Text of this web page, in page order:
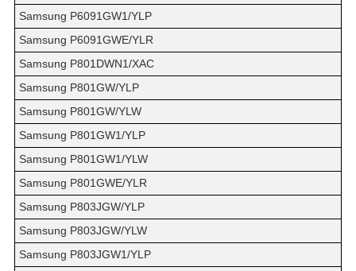
Samsung P6091GW1/YLP
Samsung P6091GWE/YLR
Samsung P801DWN1/XAC
Samsung P801GW/YLP
Samsung P801GW/YLW
Samsung P801GW1/YLP
Samsung P801GW1/YLW
Samsung P801GWE/YLR
Samsung P803JGW/YLP
Samsung P803JGW/YLW
Samsung P803JGW1/YLP